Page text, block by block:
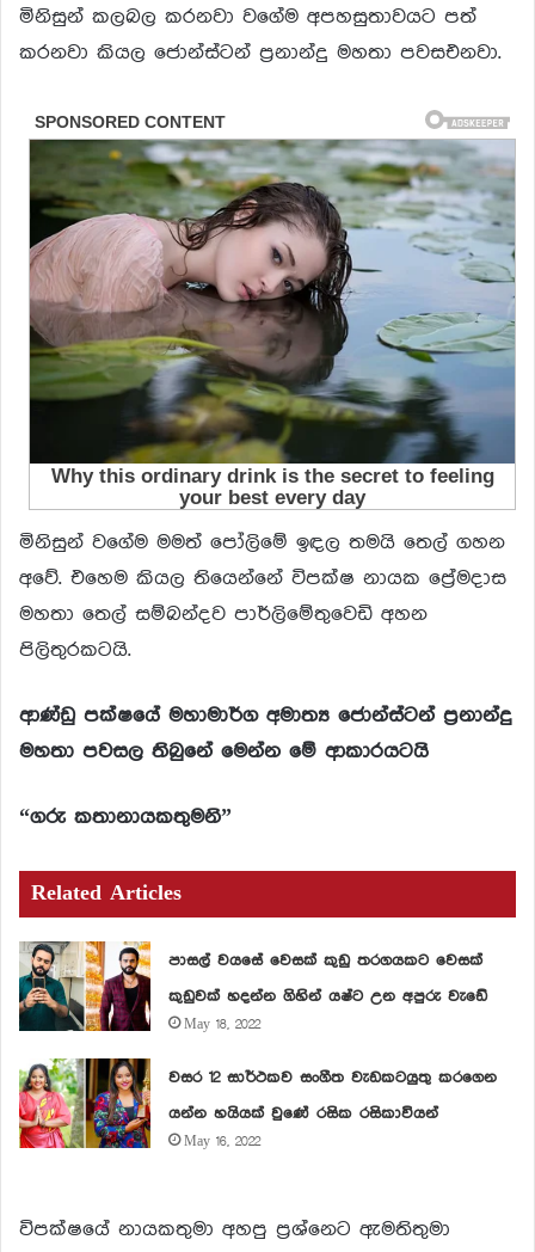
මිනිසුන් කලබල කරනවා වගේම අපහසුතාවයට පත්
කරනවා කියල ජොන්ස්ටන් ප්‍රනාන්දු මහතා පවසඑනවා.
මිනිසුන් වගේම මමත් පෝලිමේ ඉඳල තමයි තෙල් ගහන
අවේ. එහෙම කියල තියෙන්නේ විපක්ෂ නායක ප්‍රේමදාස
මහතා තෙල් සම්බන්දව පාර්ලිමේතුවෙඩි අහන
පිලිතුරකටයි.
ආණ්ඩු පක්ෂයේ මහාමාර්ග අමාත්‍ය ජොන්ස්ටන් ප්‍රනාන්දු
මහතා පවසල තිබුනේ මෙන්න මේ ආකාරයටයි
“ගරු කතානායකතුමනි”
Related Articles
පාසල් වයසේ වෙසක් කුඩු තරගයකට වෙසක්
කුඩුවක් හදන්න ගිහින් යෂ්ට උන අපුරු වැඩේ
May 18, 2022
වසර 12 සාර්ථකව සංගීත වැඩකටයුතු කරගෙන
යන්න හයියක් වුණේ රසික රසිකාවියන්
May 16, 2022
විපක්ෂයේ නායකතුමා අහපු ප්‍රශ්නෙට ඇමතිතුමා